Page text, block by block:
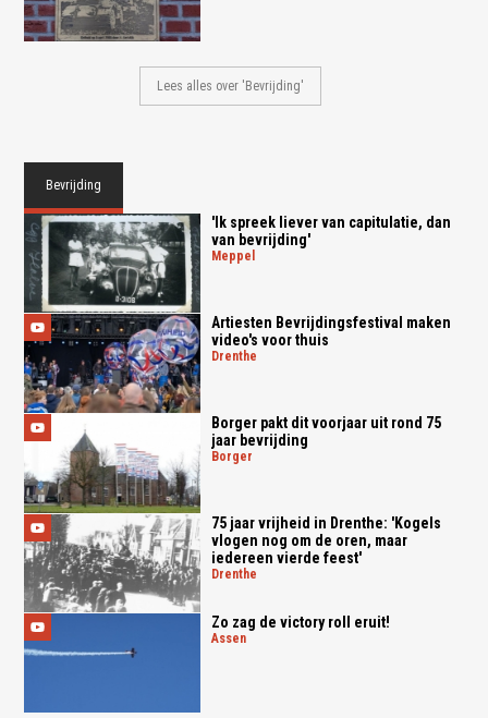
Lees alles over 'Bevrijding'
Bevrijding
'Ik spreek liever van capitulatie, dan
van bevrijding'
meppel
Artiesten Bevrijdingsfestival maken
video's voor thuis
drenthe
Borger pakt dit voorjaar uit rond 75
jaar bevrijding
borger
75 jaar vrijheid in Drenthe: 'Kogels
vlogen nog om de oren, maar
iedereen vierde feest'
drenthe
Zo zag de victory roll eruit!
assen